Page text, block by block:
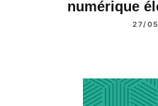
numérique
27/